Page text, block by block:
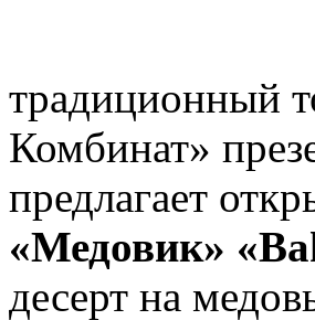
традиционный
Комбинат»
предлагает
«Медовик»
десерт на